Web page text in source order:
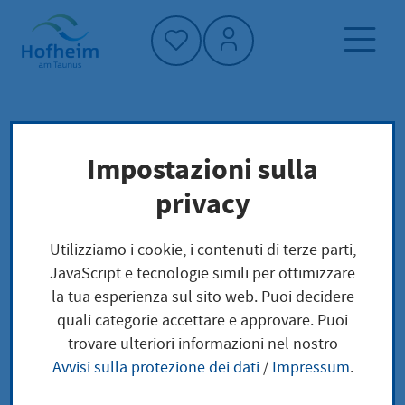
Home"
Pagina iniziale
Trova servizi
Preoccupazioni locali
Kfz-Zulassung: Minderjährige als
Kfz-Zulassung:
Minderjährige als
Impostazioni sulla
privacy
Utilizziamo i cookie, i contenuti di terze parti,
JavaScript e tecnologie simili per ottimizzare
la tua esperienza sul sito web. Puoi decidere
quali categorie accettare e approvare. Puoi
trovare ulteriori informazioni nel nostro
Avvisi sulla protezione dei dati/ Impressum.